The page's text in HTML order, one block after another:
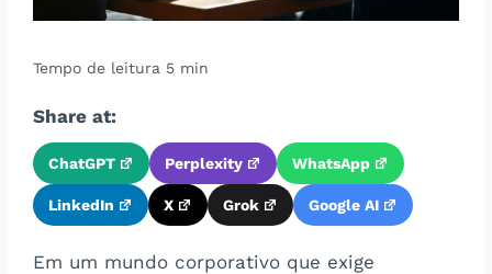
Share at:
ChatGPT Perplexity WhatsApp
LinkedIn X Grok Google AI
Em um mundo corporativo que exige